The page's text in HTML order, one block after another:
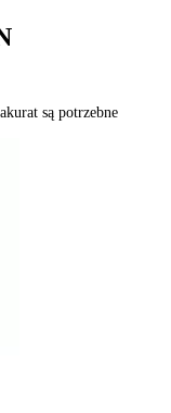
są potrzebne